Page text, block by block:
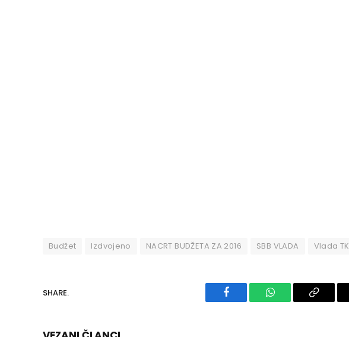
Budžet Izdvojeno NACRT BUDŽETA ZA 2016 SBB VLADA Vlada TK
SHARE.
Facebook WhatsAppCopy